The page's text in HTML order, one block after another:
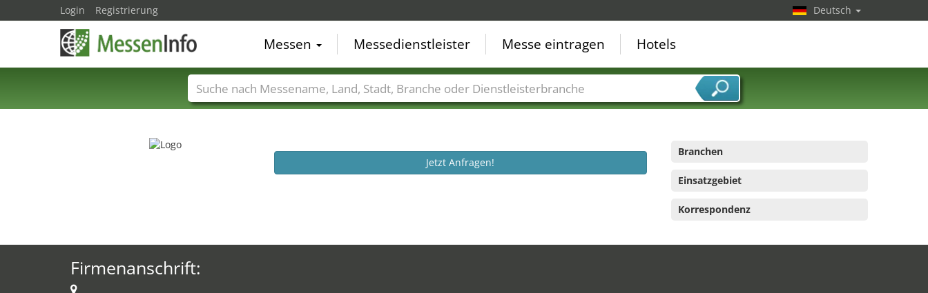
Jetzt Anfragen!
Branchen
Einsatzgebiet
Korrespondenz
Firmenanschrift:
Login Registrierung Deutsch
Messen Messedienstleister Messe eintragen Hotels
Messenamen Länder Städte Branchen Dienstleisterbranchen